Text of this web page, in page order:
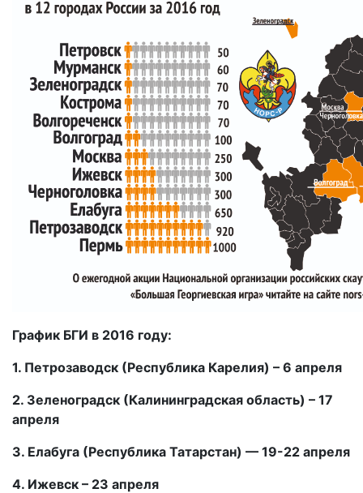
График БГИ в 2016 году:
1. Петрозаводск (Республика Карелия) – 6 апреля
2. Зеленоградск (Калининградская область) – 17
апреля
3. Елабуга (Республика Татарстан) — 19-22 апреля
4. Ижевск – 23 апреля